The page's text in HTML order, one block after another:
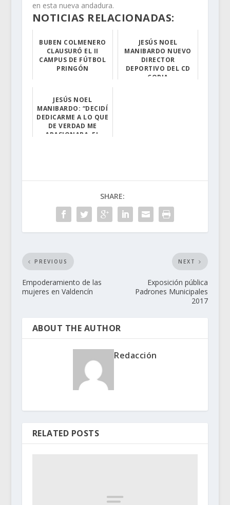
en esta nueva andadura.
NOTICIAS RELACIONADAS:
BUBEN COLMENERO
CLAUSURÓ EL II
CAMPUS DE FÚTBOL
PRINGÓN
JESÚS NOEL
MANIBARDO NUEVO
DIRECTOR
DEPORTIVO DEL CD
CORIA
JESÚS NOEL
MANIBARDO: “DECIDÍ
DEDICARME A LO QUE
DE VERDAD ME
APASIONABA, EL
SHARE:
PREVIOUS
Empoderamiento de las
mujeres en Valdencín
NEXT
Exposición pública
Padrones Municipales
2017
ABOUT THE AUTHOR
Redacción
RELATED POSTS